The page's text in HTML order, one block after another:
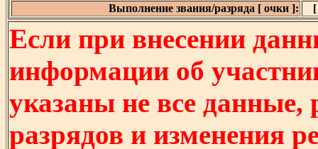
Выполнение звания/разряда [ очки ]:
Если при внесении
информации об
указаны не все
разрядов и изменения